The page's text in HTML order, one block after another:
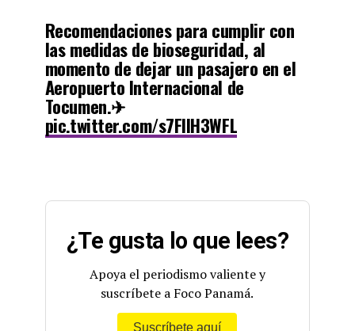
Recomendaciones para cumplir con
las medidas de bioseguridad, al
momento de dejar un pasajero en el
Aeropuerto Internacional de
Tocumen.✈
pic.twitter.com/s7FIIH3WFL
¿Te gusta lo que lees?
Apoya el periodismo valiente y
suscríbete a Foco Panamá.
Suscríbete aquí